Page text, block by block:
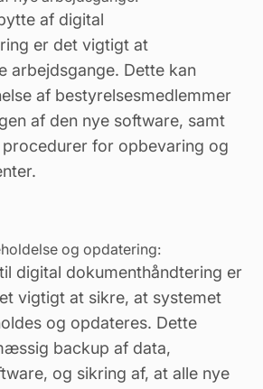
af digital
er det vigtigt at
arbejdsgange. Dette kan
af bestyrelsesmedlemmer
af den nye software, samt
for opbevaring og
og opdatering:
digital dokumenthåndtering er
vigtigt at sikre, at systemet
og opdateres. Dette
backup af data,
og sikring af, at alle nye